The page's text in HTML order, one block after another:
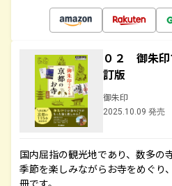
０２ 御朱
訂版
御朱印
2025.10.09 発売
国内屈指の観光地であり、数多の
季節を楽しみながらお寺をめぐり
冊です。